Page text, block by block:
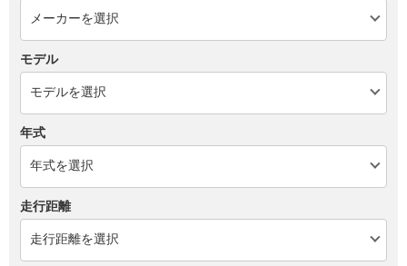
モデル
年式
走行距離